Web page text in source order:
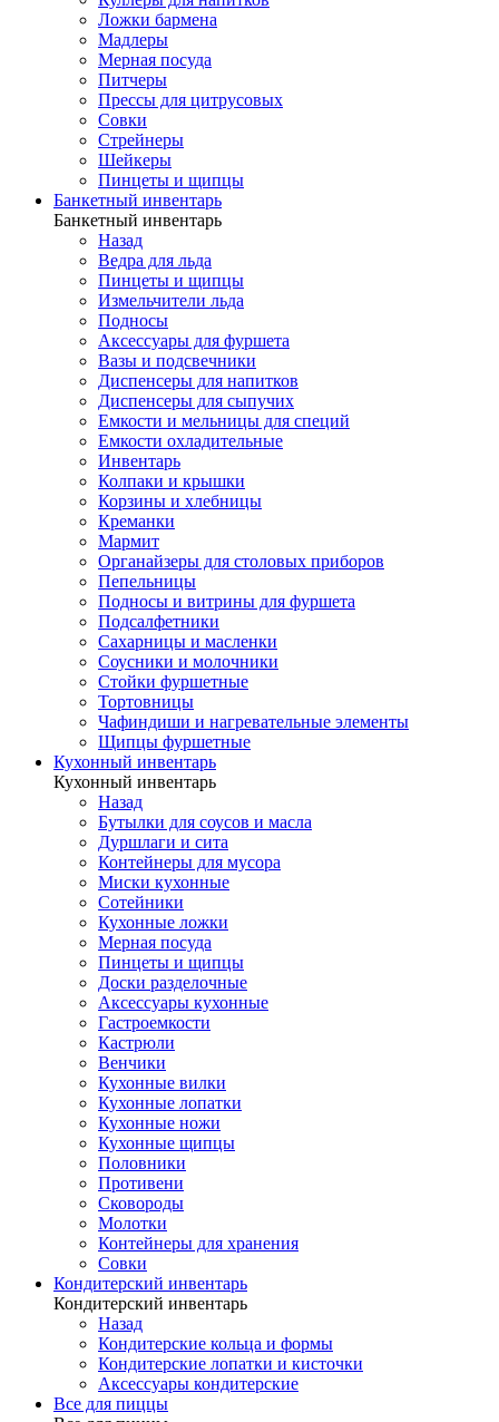
Ложки бармена
Мадлеры
Мерная посуда
Питчеры
Прессы для цитрусовых
Совки
Стрейнеры
Шейкеры
Пинцеты и щипцы
Банкетный инвентарь
Банкетный инвентарь
Назад
Ведра для льда
Пинцеты и щипцы
Измельчители льда
Подносы
Аксессуары для фуршета
Вазы и подсвечники
Диспенсеры для напитков
Диспенсеры для сыпучих
Емкости и мельницы для специй
Емкости охладительные
Инвентарь
Колпаки и крышки
Корзины и хлебницы
Креманки
Мармит
Органайзеры для столовых приборов
Пепельницы
Подносы и витрины для фуршета
Подсалфетники
Сахарницы и масленки
Соусники и молочники
Стойки фуршетные
Тортовницы
Чафиндиши и нагревательные элементы
Щипцы фуршетные
Кухонный инвентарь
Кухонный инвентарь
Назад
Бутылки для соусов и масла
Дуршлаги и сита
Контейнеры для мусора
Миски кухонные
Сотейники
Кухонные ложки
Мерная посуда
Пинцеты и щипцы
Доски разделочные
Аксессуары кухонные
Гастроемкости
Кастрюли
Венчики
Кухонные вилки
Кухонные лопатки
Кухонные ножи
Кухонные щипцы
Половники
Противени
Сковороды
Молотки
Контейнеры для хранения
Совки
Кондитерский инвентарь
Кондитерский инвентарь
Назад
Кондитерские кольца и формы
Кондитерские лопатки и кисточки
Аксессуары кондитерские
Все для пиццы